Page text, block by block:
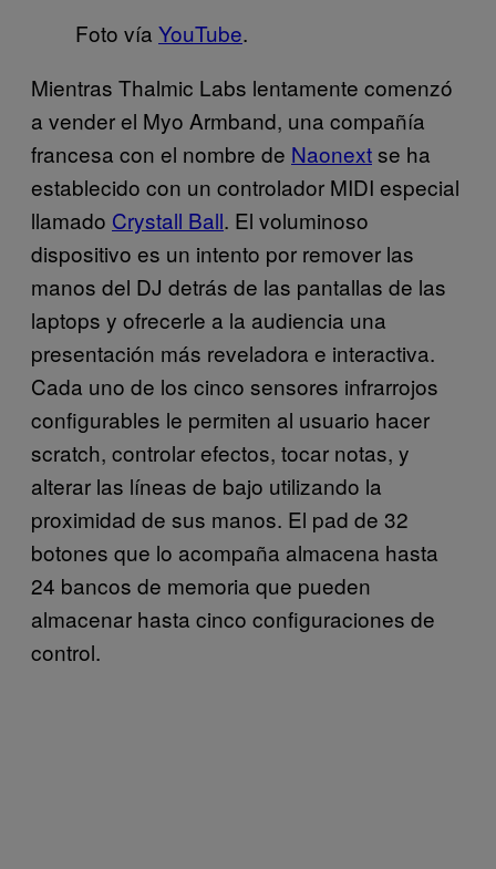
Foto vía YouTube.
Mientras Thalmic Labs lentamente comenzó
a vender el Myo Armband, una compañía
francesa con el nombre de Naonextse ha
establecido con un controlador MIDI especial
llamado Crystall Ball. El voluminoso
dispositivo es un intento por remover las
manos del DJ detrás de las pantallas de las
laptops y ofrecerle a la audiencia una
presentación más reveladora e interactiva.
Cada uno de los cinco sensores infrarrojos
configurables le permiten al usuario hacer
scratch, controlar efectos, tocar notas, y
alterar las líneas de bajo utilizando la
proximidad de sus manos. El pad de 32
botones que lo acompaña almacena hasta
24 bancos de memoria que pueden
almacenar hasta cinco configuraciones de
control.